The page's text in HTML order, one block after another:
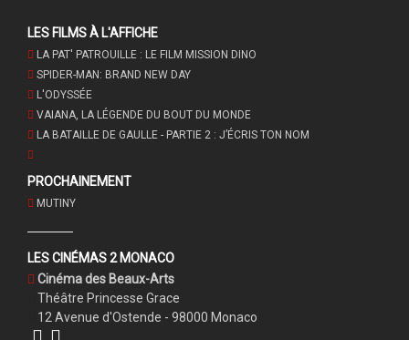
LES FILMS À L'AFFICHE
LA PAT' PATROUILLE : LE FILM MISSION DINO
SPIDER-MAN: BRAND NEW DAY
L'ODYSSÉE
VAIANA, LA LÉGENDE DU BOUT DU MONDE
LA BATAILLE DE GAULLE - PARTIE 2 : J’ÉCRIS TON NOM
PROCHAINEMENT
MUTINY
LES CINÉMAS 2 MONACO
Cinéma des Beaux-Arts
Théâtre Princesse Grace
12 Avenue d'Ostende - 98000 Monaco